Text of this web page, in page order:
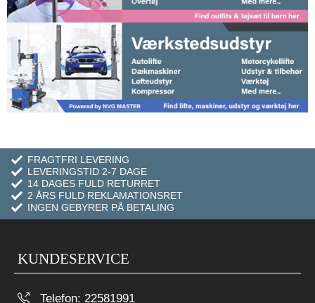
FRAGTFRI LEVERING
LEVERINGSTID 2-7 DAGE
14 DAGES FULD RETURRET
2 ÅRS FULD REKLAMATIONSRET
INGEN GEBYRER PÅ BETALING
KUNDESERVICE
Telefon: 22581991